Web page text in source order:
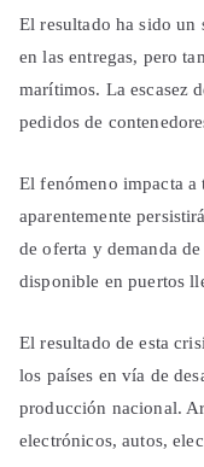
El resultado ha sido un
en las entregas, pero
marítimos. La escasez
pedidos de
El fenómeno impacta
aparentemente
de oferta y demanda
disponible en puertos
El resultado de esta
los países en vía de
producción nacional.
electrónicos, autos,